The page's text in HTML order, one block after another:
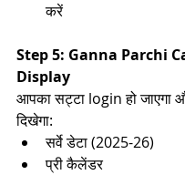
करें​
Step 5: Ganna Parchi
Display
आपका सट्टा login हो जाएगा
दिखेगा:​
सर्वे डेटा (2025-26)​
प्री कैलेंडर​